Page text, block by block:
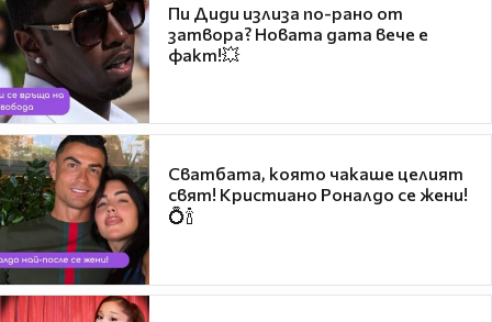
Пи Диди излиза по-рано от
затвора? Новата дата вече е
факт!💥
Сватбата, която чакаше целият
свят! Кристиано Роналдо се жени!
💍🍾